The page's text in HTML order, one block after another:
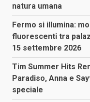
natura umana
Fermo si illumina:
fluorescenti tra
15 settembre 2026
Tim Summer Hits
Paradiso, Anna e
speciale